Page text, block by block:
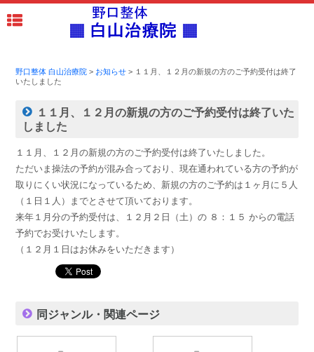
野口整体 白山治療院 > お知らせ > １１月、１２月の新規の方のご予約受付は終了
いたしました
１１月、１２月の新規の方のご予約受付は終了いた
しました
１１月、１２月の新規の方のご予約受付は終了いたしました。
ただいま操法の予約が混み合っており、現在通われている方の予約が
取りにくい状況になっているため、新規の方のご予約は１ヶ月に５人
（１日１人）までとさせて頂いております。
来年１月分の予約受付は、１２月２日（土）の ８：１５ からの電話
予約でお受けいたします。
（１２月１日はお休みをいただきます）
同ジャンル・関連ページ